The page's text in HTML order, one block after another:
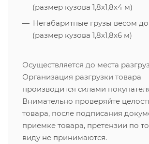
(размер кузова 1,8х1,8х4 м)
Негабаритные грузы весом
(размер кузова 1,8х1,8х6 м)
Осуществляется до места
Организация разгрузки товара
производится силами
Внимательно проверяйте
товара, после подписания
приемке товара, претензии по
виду не принимаются.